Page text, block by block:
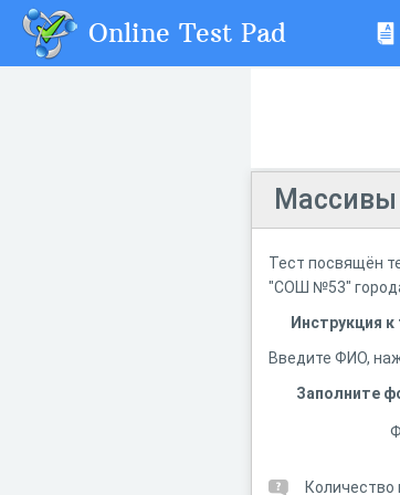
Online Test Pad
Массивы
Тест посвящён
"СОШ №53"
Инструкция к
Введите ФИО,
Заполните
Количество